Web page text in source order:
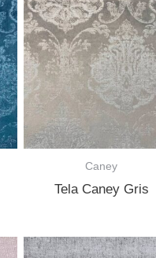
Caney
Tela Caney Gris